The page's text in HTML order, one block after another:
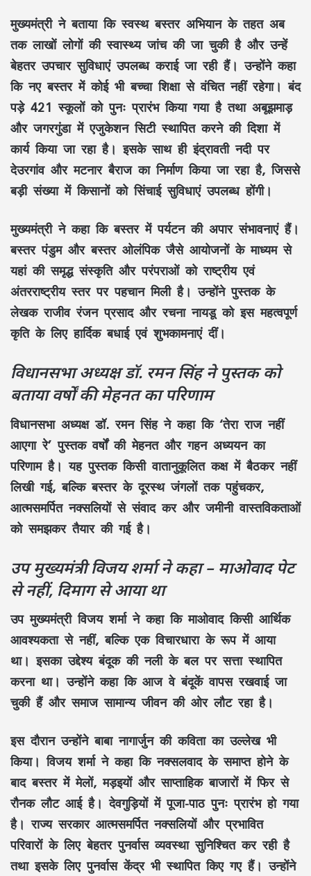
मुख्यमंत्री ने बताया किस्वस्थ बस्तर अभियानके तहत अब
तकलाखों लोगोंकी स्वास्थ्य जांच की जा चुकी है और उन्हें
बेहतर उपचार सुविधाएं उपलब्ध कराई जा रही हैं। उन्होंने कहा
कि नए बस्तर में कोई भी बच्चाशिक्षा से वंचितनहीं रहेगा। बंद
पड़े 421 स्कूलोंको पुनः प्रारंभ किया गया है तथा अबूझमाड़
औरजगरगुंडामेंएजुकेशन सिटीस्थापित करने की दिशा में
कार्य किया जा रहा है। इसके साथ हीइंद्रावती नदीपर
देउरगांवऔरमटनार बैराजका निर्माण किया जा रहा है, जिससे
बड़ी संख्या में किसानों कोसिंचाई सुविधाएंउपलब्ध होंगी।
मुख्यमंत्री ने कहा कि बस्तर मेंपर्यटनकी अपार संभावनाएं हैं।
बस्तर पंडुमऔरबस्तर ओलंपिकजैसे आयोजनों के माध्यम से
यहां की समृद्धसंस्कृति और परंपराओंको राष्ट्रीय एवं
अंतरराष्ट्रीय स्तर पर पहचान मिली है। उन्होंने पुस्तक के
लेखकराजीव रंजन प्रसादऔररचना नायडूको इस महत्वपूर्ण
कृति के लिए हार्दिक बधाई एवं शुभकामनाएं दीं।
विधानसभा अध्यक्ष डॉ. रमन सिंह ने पुस्तक को
बताया वर्षों की मेहनत का परिणाम
विधानसभा अध्यक्षडॉ. रमन सिंहने कहा कि‘तेरा राज नहीं
आएगा रे’ पुस्तक वर्षों की मेहनत और गहन अध्ययन का
परिणाम है। यह पुस्तक किसी वातानुकूलित कक्ष में बैठकर नहीं
लिखी गई, बल्कि बस्तर के दूरस्थ जंगलों तक पहुंचकर,
आत्मसमर्पित नक्सलियोंसे संवाद कर औरजमीनी वास्तविकताओं
को समझकर तैयार की गई है।
उप मुख्यमंत्री विजय शर्मा ने कहा – माओवाद पेट
से नहीं, दिमाग से आया था
उप मुख्यमंत्रीविजय शर्माने कहा किमाओवादकिसी आर्थिक
आवश्यकता से नहीं, बल्कि एकविचारधाराके रूप में आया
था। इसका उद्देश्यबंदूक की नली के बल पर सत्तास्थापित
करना था। उन्होंने कहा कि आज वे बंदूकें वापस रखवाई जा
चुकी हैं और समाजसामान्य जीवनकी ओर लौट रहा है।
इस दौरान उन्होंनेबाबा नागार्जुनकी कविता का उल्लेख भी
किया।विजय शर्माने कहा कि नक्सलवाद के समाप्त होने के
बाद बस्तर मेंमेलों, मड़इयों और साप्ताहिक बाजारोंमें फिर से
रौनक लौट आई है।देवगुड़ियोंमें पूजा-पाठ पुनः प्रारंभ हो गया
है। राज्य सरकार आत्मसमर्पित नक्सलियोंऔर प्रभावित
परिवारों के लिए बेहतरपुनर्वास व्यवस्थासुनिश्चित कर रही है
तथा इसके लिएपुनर्वास केंद्रभी स्थापित किए गए हैं। उन्होंने